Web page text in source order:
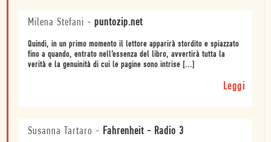
Milena Stefani - puntozip.net
Quindi, in un primo momento il lettore apparirà stordito e spiazzato
fino a quando, entrato nell’essenza del libro, avvertirà tutta la
verità e la genuinità di cui le pagine sono intrise [...]
Leggi
Susanna Tartaro - Fahrenheit - Radio 3